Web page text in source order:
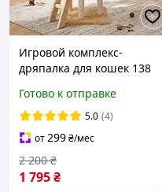
Игровой комплекс-
дряпалка для кошек 138
гамаком и башней
большой
Готово к отправке
5.0 (4)
от299₴/мес
1 795₴
2 200 ₴